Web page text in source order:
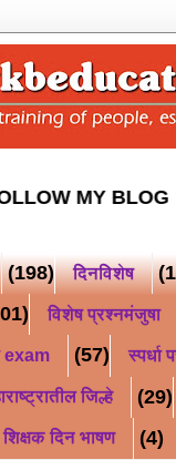
वेब साईट *FOLLOW
(198) दिनविशेष
विशेष प्रश्नमंजुषा
exam (57) स्पर्धा
जिल्हे (29)
शिक्षक दिन भाषण (4)